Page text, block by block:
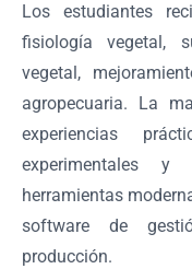
Los estudiantes
fisiología vegetal,
vegetal,
agropecuaria. La
experiencias
experimentales
herramientas
software de
producción.